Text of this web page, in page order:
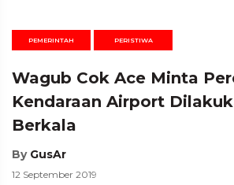
PEMERINTAH PERISTIWA
Wagub Cok Ace Minta
Kendaraan Airport
Berkala
By GusAr
12 September 2019